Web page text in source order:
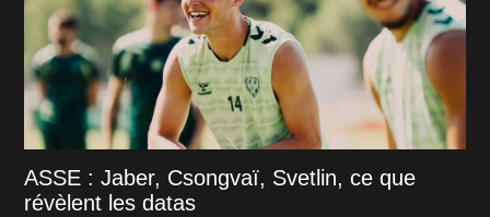
ASSE : Jaber, Csongvaï, Svetlin, ce que
révèlent les datas